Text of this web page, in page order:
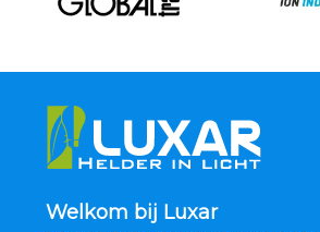
Welkom bij Luxar